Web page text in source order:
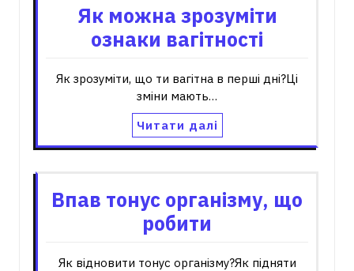
Як можна зрозуміти
ознаки вагітності
Як зрозуміти, що ти вагітна в перші дні?Ці
зміни мають…
Читати далі
Впав тонус організму, що
робити
Як відновити тонус організму?Як підняти